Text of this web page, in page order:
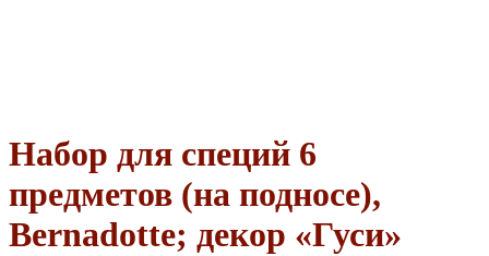
Набор для специй 6
предметов (на подносе),
Bernadotte; декор «Гуси»